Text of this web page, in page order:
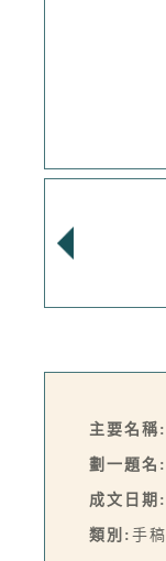
主要名稱:
劃一題名:
成文日期:
類別: 手稿